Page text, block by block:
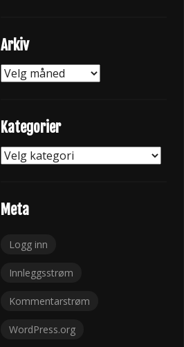
Arkiv
Arkiv
Kategorier
Kategorier
Meta
Logg inn
Innleggsstrøm
Kommentarstrøm
WordPress.org